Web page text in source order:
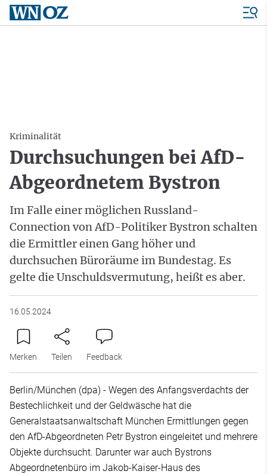
Kriminalität
Durchsuchungen bei AfD-
Abgeordnetem Bystron
Im Falle einer möglichen Russland-
Connection von AfD-Politiker Bystron schalten
die Ermittler einen Gang höher und
durchsuchen Büroräume im Bundestag. Es
gelte die Unschuldsvermutung, heißt es aber.
16.05.2024
Merken Teilen Feedback
Berlin/München (dpa) - Wegen des Anfangsverdachts der
Bestechlichkeit und der Geldwäsche hat die
Generalstaatsanwaltschaft München Ermittlungen gegen
den AfD-Abgeordneten Petr Bystron eingeleitet und mehrere
Objekte durchsucht. Darunter war auch Bystrons
Abgeordnetenbüro im Jakob-Kaiser-Haus des